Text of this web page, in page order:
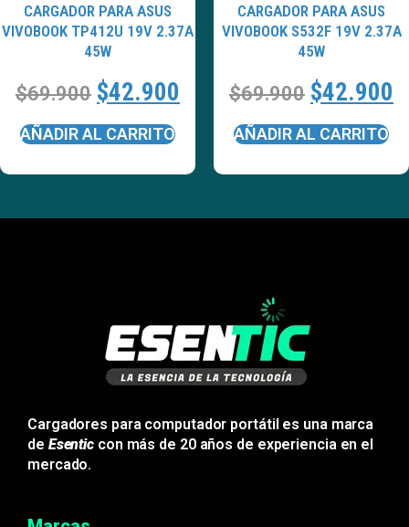
CARGADOR PARA ASUS
VIVOBOOK TP412U 19V 2.37A
45W
$69.900 $42.900
AÑADIR AL CARRITO
CARGADOR PARA ASUS
VIVOBOOK S532F 19V 2.37A
45W
$69.900 $42.900
AÑADIR AL CARRITO
Cargadores para computador portátil es una marca
de Esentic con más de 20 años de experiencia en el
mercado.